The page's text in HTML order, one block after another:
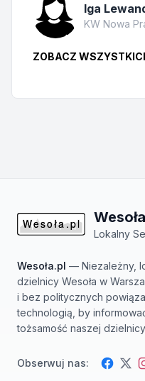
Iga
KW Nowa
ZOBACZ
Lokalny
Wesoła.pl — Niezależny,
dzielnicy Wesoła w
i bez politycznych
technologią, by
tożsamość naszej
Obserwuj nas: